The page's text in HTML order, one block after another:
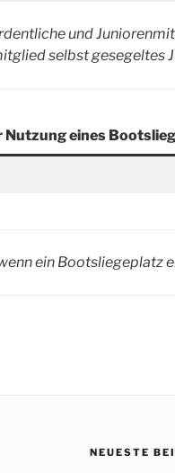
und
selbst
Nutzung eines
ein Bootsliegeplatz
NEUESTE